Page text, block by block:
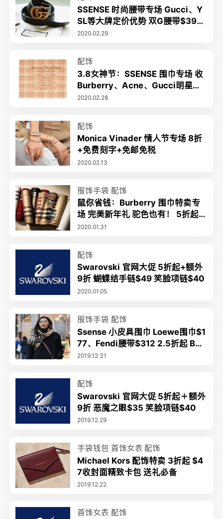
SSENSE 时尚腰带专场 Gucci、Y
SL等大牌定价优势 双G腰带$390
(原$435)
2020.02.29
配饰
3.8女神节：SSENSE 围巾专场 收
Burberry、Acne、Gucci明星款
$200起收暖心好礼
2020.02.28
配饰
Monica Vinader 情人节专场 8折
+免费刻字+免邮免税
2020.02.13
服饰手袋 配饰
鼠你省钱：Burberry 围巾特卖专
场 完美新年礼 驼色也有！ 5折起
$239收经典羊绒围巾
2020.01.31
配饰
Swarovski 官网大促 5折起+额外
9折 蝴蝶结手链$49 笑脸项链$40
2020.01.05
服饰手袋 配饰
Ssense 小皮具围巾 Loewe围巾$1
77、Fendi腰带$312 2.5折起 BBR
羊绒围巾$495
2019.12.31
配饰
Swarovski 官网大促 5折起＋额外
9折 恶魔之眼$35 笑脸项链$40
2019.12.29
手袋钱包 首饰女表 配饰
Michael Kors 配饰特卖 3折起 $4
7收封面精致卡包 送礼必备
2019.12.22
首饰女表 配饰